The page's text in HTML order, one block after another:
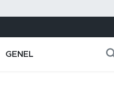
GENEL